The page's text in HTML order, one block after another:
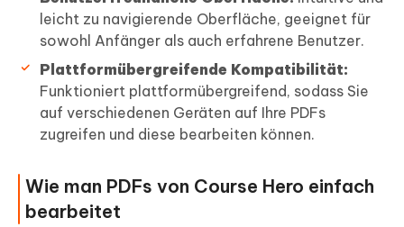
leicht zu navigierende Oberfläche, geeignet für
sowohl Anfänger als auch erfahrene Benutzer.
Plattformübergreifende Kompatibilität:
Funktioniert plattformübergreifend, sodass Sie
auf verschiedenen Geräten auf Ihre PDFs
zugreifen und diese bearbeiten können.
Wie man PDFs von Course Hero einfach
bearbeitet